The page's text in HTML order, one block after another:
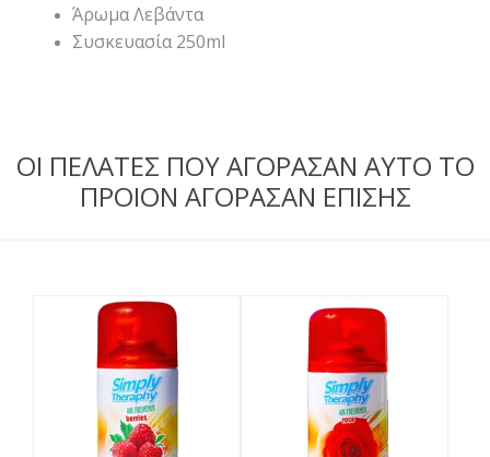
Άρωμα Λεβάντα
Συσκευασία 250ml
ΟΙ ΠΕΛΑΤΕΣ ΠΟΥ ΑΓΟΡΑΣΑΝ ΑΥΤΟ ΤΟ
ΠΡΟΙΟΝ ΑΓΟΡΑΣΑΝ ΕΠΙΣΗΣ